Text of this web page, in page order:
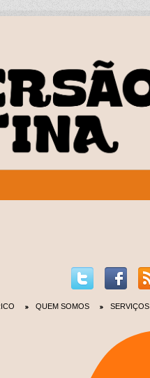
QUEM SOMOS SERVIÇOS